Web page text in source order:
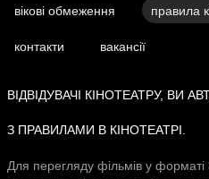
вікові обмеження правила
контакти
вакансії
ВІДВІДУВАЧІ КІНОТЕАТРУ, ВИ
З ПРАВИЛАМИ В КІНОТЕАТРІ.
Для перегляду фільмів у форматі